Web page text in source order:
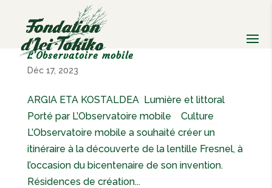
L’Observatoire mobile
Déc 17, 2023
ARGIA ETA KOSTALDEA Lumière et littoral
Porté par L’Observatoire mobile Culture
L’Observatoire mobile a souhaité créer un
itinéraire à la découverte de la lentille Fresnel, à
l’occasion du bicentenaire de son invention.
Résidences de création...